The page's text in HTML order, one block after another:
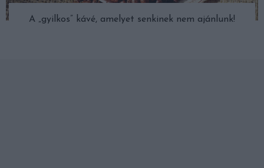
A „gyilkos” kávé, amelyet senkinek nem ajánlunk!